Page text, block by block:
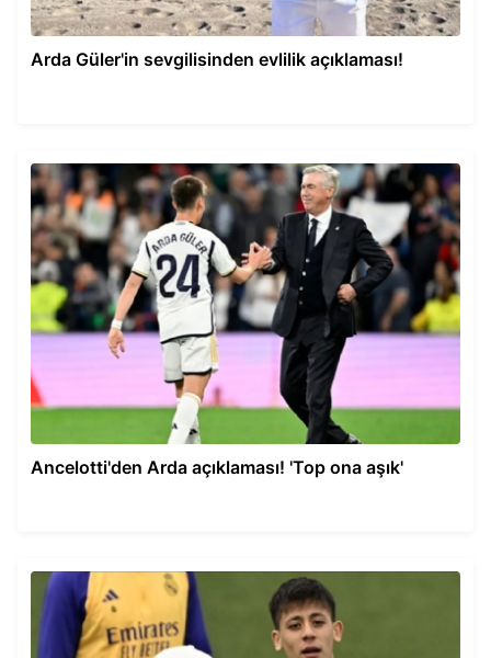
Arda Güler'in sevgilisinden evlilik açıklaması!
Ancelotti'den Arda açıklaması! 'Top ona aşık'